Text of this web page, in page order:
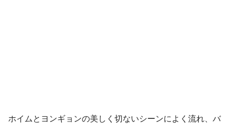
ホイムとヨンギョンの美しく切ないシーンによく流れ、バ